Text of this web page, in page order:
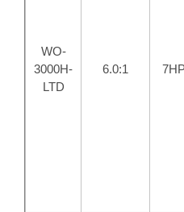
WO-
3000H-
LTD
6.0:1